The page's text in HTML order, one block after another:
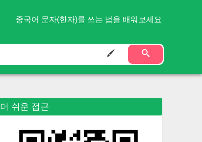
중국어 문자(한자)를 쓰는 법을 배워보세요
더 쉬운 접근